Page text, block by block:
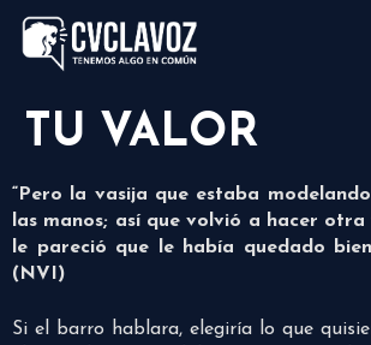
TU VALOR
“Pero la vasija que estaba
las manos; así que volvió a hacer otra
le pareció que le había quedado
(NVI)
Si el barro hablara, elegiría lo que